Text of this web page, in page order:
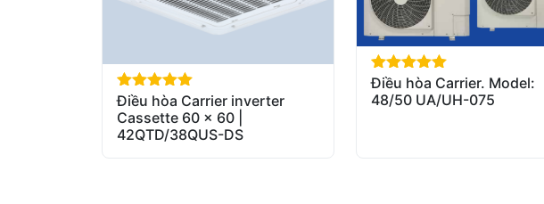
out of 5
Điều hòa Carrier inverter
Cassette 60 x 60 |
42QTD/38QUS-DS
out of 5
Điều hòa Carrier. Model:
48/50 UA/UH-075